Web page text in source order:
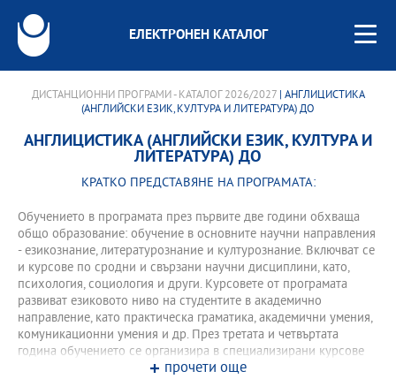
ЕЛЕКТРОНЕН КАТАЛОГ
ДИСТАНЦИОННИ ПРОГРАМИ - КАТАЛОГ 2026/2027| АНГЛИЦИСТИКА
(АНГЛИЙСКИ ЕЗИК, КУЛТУРА И ЛИТЕРАТУРА) ДО
АНГЛИЦИСТИКА (АНГЛИЙСКИ ЕЗИК, КУЛТУРА И
ЛИТЕРАТУРА) ДО
КРАТКО ПРЕДСТАВЯНЕ НА ПРОГРАМАТА:
Обучението в програмата през първите две години обхваща
общо образование: обучение в основните научни направления
- езикознание, литературознание и културознание. Включват се
и курсове по сродни и свързани научни дисциплини, като,
психология, социология и други. Курсовете от програмата
развиват езиковото ниво на студентите в академично
направление, като практическа граматика, академични умения,
комуникационни умения и др. През третата и четвъртата
година обучението се организира в специализирани курсове
към програмата и практически насочени тренингови форми –
прочети още